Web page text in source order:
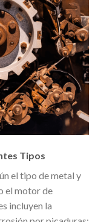
Tipos
el tipo de metal y
el motor de
incluyen la